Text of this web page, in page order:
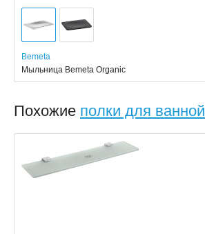
Bemeta
Мыльница Bemeta Organic
Похожие полки для ванной